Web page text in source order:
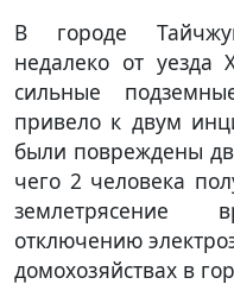
В городе
недалеко от уезда
сильные
привело к двум
были повреждены
чего 2 человека
отключению
домохозяйствах в